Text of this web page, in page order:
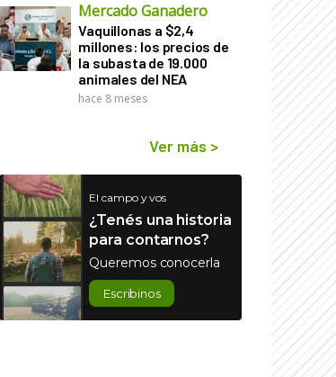
Mercado Ganadero
Vaquillonas a $2,4
millones: los precios de
la subasta de 19.000
animales del NEA
hace 8 meses
Ver más >
El campo y vos
¿Tenés una historia
para contarnos?
Queremos conocerla
Escribinos